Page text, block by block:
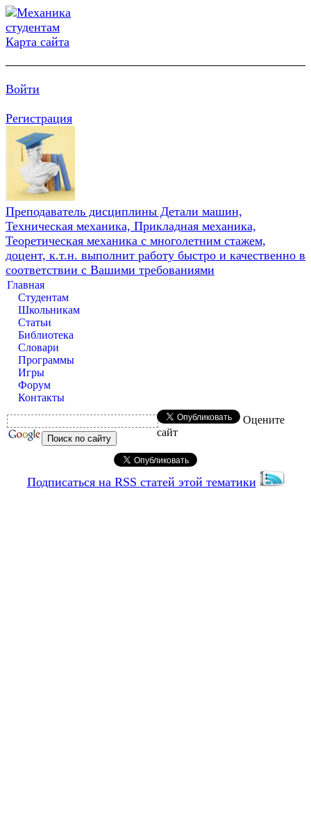
Карта сайта
Войти
Регистрация
Преподаватель дисциплины Детали машин,
Техническая механика, Прикладная механика,
Теоретическая механика с многолетним стажем,
доцент, к.т.н. выполнит работу быстро и качественно в
соответствии с Вашими требованиями
Главная
Студентам
Школьникам
Статьи
Библиотека
Словари
Программы
Игры
Форум
Контакты
Оцените
сайт
Подписаться на RSS статей этой тематики